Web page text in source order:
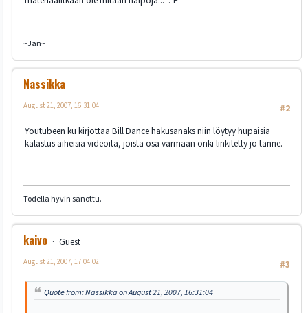
~Jan~
Nassikka
#2
August 21, 2007, 16:31:04
Youtubeen ku kirjottaa Bill Dance hakusanaks niin löytyy hupaisia
kalastus aiheisia videoita, joista osa varmaan onki linkitetty jo tänne.
Todella hyvin sanottu.
kaivo
Guest
#3
August 21, 2007, 17:04:02
Quote from: Nassikka on August 21, 2007, 16:31:04